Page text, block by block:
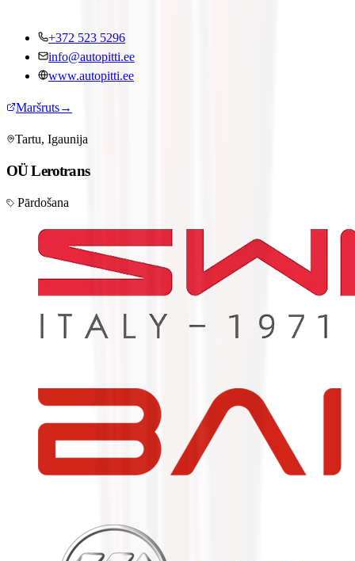
+372 523 5296
info@autopitti.ee
www.autopitti.ee
Maršruts→
Tartu, Igaunija
OÜ Lerotrans
Pārdošana